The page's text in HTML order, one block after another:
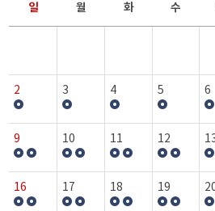
일 월 화 수
2 3 4 5 6
9 10 11 12
16 17 18 19